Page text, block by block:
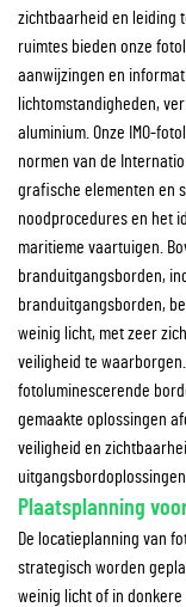
zichtbaarheid en leiding
ruimtes bieden onze
aanwijzingen en
lichtomstandigheden,
aluminium. Onze IMO-
normen van de
grafische elementen en
noodprocedures en het
maritieme vaartuigen.
branduitgangsborden,
branduitgangsborden,
weinig licht, met zeer
veiligheid te
fotoluminescerende
gemaakte oplossingen
veiligheid en
uitgangsbordoplossingen.
Plaatsplanning
De locatieplanning van
strategisch worden
weinig licht of in